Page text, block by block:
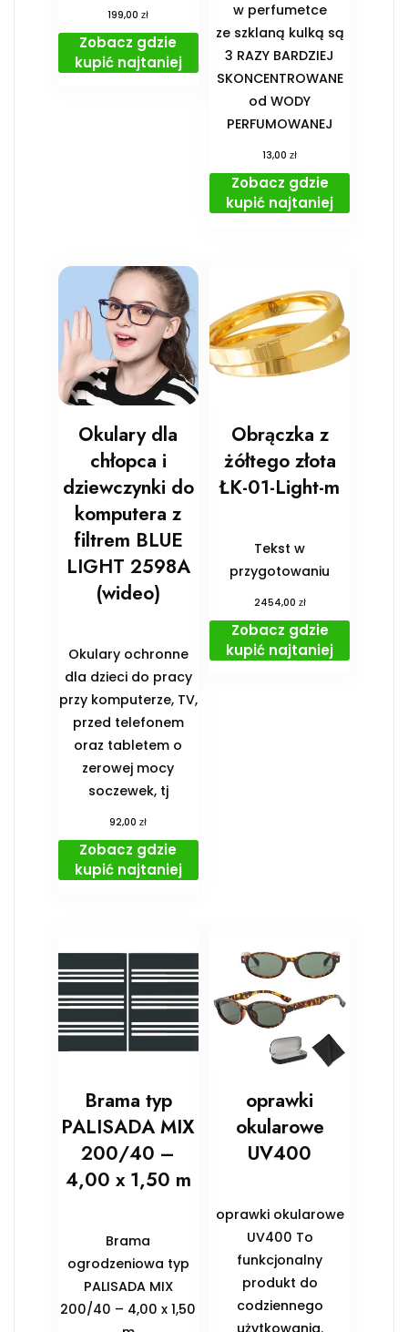
199,00zł
Zobacz gdzie
kupić najtaniej
w perfumetce
ze szklaną kulką są
3 RAZY BARDZIEJ
SKONCENTROWANE
od WODY
PERFUMOWANEJ
13,00zł
Zobacz gdzie
kupić najtaniej
Okulary dla
chłopca i
dziewczynki do
komputera z
filtrem BLUE
LIGHT 2598A
(wideo)
Okulary ochronne
dla dzieci do pracy
przy komputerze, TV,
przed telefonem
oraz tabletem o
zerowej mocy
soczewek, tj
92,00zł
Zobacz gdzie
kupić najtaniej
Obrączka z
żółtego złota
ŁK-01-Light-m
Tekst w
przygotowaniu
2454,00 zł
Zobacz gdzie
kupić najtaniej
Brama typ
PALISADA MIX
200/40 –
4,00 x 1,50 m
Brama
ogrodzeniowa typ
PALISADA MIX
200/40 – 4,00 x 1,50
oprawki
okularowe
UV400
oprawki okularowe
UV400 To
funkcjonalny
produkt do
codziennego